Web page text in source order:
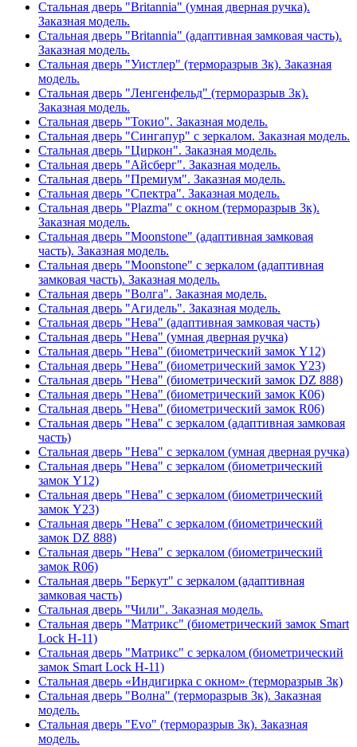
Стальная дверь "Britannia" (умная дверная ручка).
Заказная модель.
Стальная дверь "Britannia" (адаптивная замковая часть).
Заказная модель.
Стальная дверь "Уистлер" (терморазрыв 3к). Заказная
модель.
Стальная дверь "Ленгенфельд" (терморазрыв 3к).
Заказная модель.
Стальная дверь "Токио". Заказная модель.
Стальная дверь "Сингапур" с зеркалом. Заказная модель.
Стальная дверь "Циркон". Заказная модель.
Стальная дверь "Айсберг". Заказная модель.
Стальная дверь "Премиум". Заказная модель.
Стальная дверь "Спектра". Заказная модель.
Стальная дверь "Plazma" с окном (терморазрыв 3к).
Заказная модель.
Стальная дверь "Moonstone" (адаптивная замковая
часть). Заказная модель.
Стальная дверь "Moonstone" с зеркалом (адаптивная
замковая часть). Заказная модель.
Стальная дверь "Волга". Заказная модель.
Стальная дверь "Агидель". Заказная модель.
Стальная дверь "Нева" (адаптивная замковая часть)
Стальная дверь "Нева" (умная дверная ручка)
Стальная дверь "Нева" (биометрический замок Y12)
Стальная дверь "Нева" (биометрический замок Y23)
Стальная дверь "Нева" (биометрический замок DZ 888)
Стальная дверь "Нева" (биометрический замок К06)
Стальная дверь "Нева" (биометрический замок R06)
Стальная дверь "Нева" с зеркалом (адаптивная замковая
часть)
Стальная дверь "Нева" с зеркалом (умная дверная ручка)
Стальная дверь "Нева" с зеркалом (биометрический
замок Y12)
Стальная дверь "Нева" с зеркалом (биометрический
замок Y23)
Стальная дверь "Нева" с зеркалом (биометрический
замок DZ 888)
Стальная дверь "Нева" с зеркалом (биометрический
замок R06)
Стальная дверь "Беркут" с зеркалом (адаптивная
замковая часть)
Стальная дверь "Чили". Заказная модель.
Стальная дверь "Матрикс" (биометрический замок Smart
Lock H-11)
Стальная дверь "Матрикс" с зеркалом (биометрический
замок Smart Lock H-11)
Стальная дверь «Индигирка с окном» (терморазрыв 3к)
Стальная дверь "Волна" (терморазрыв 3к). Заказная
модель.
Стальная дверь "Evo" (терморазрыв 3к). Заказная
модель.